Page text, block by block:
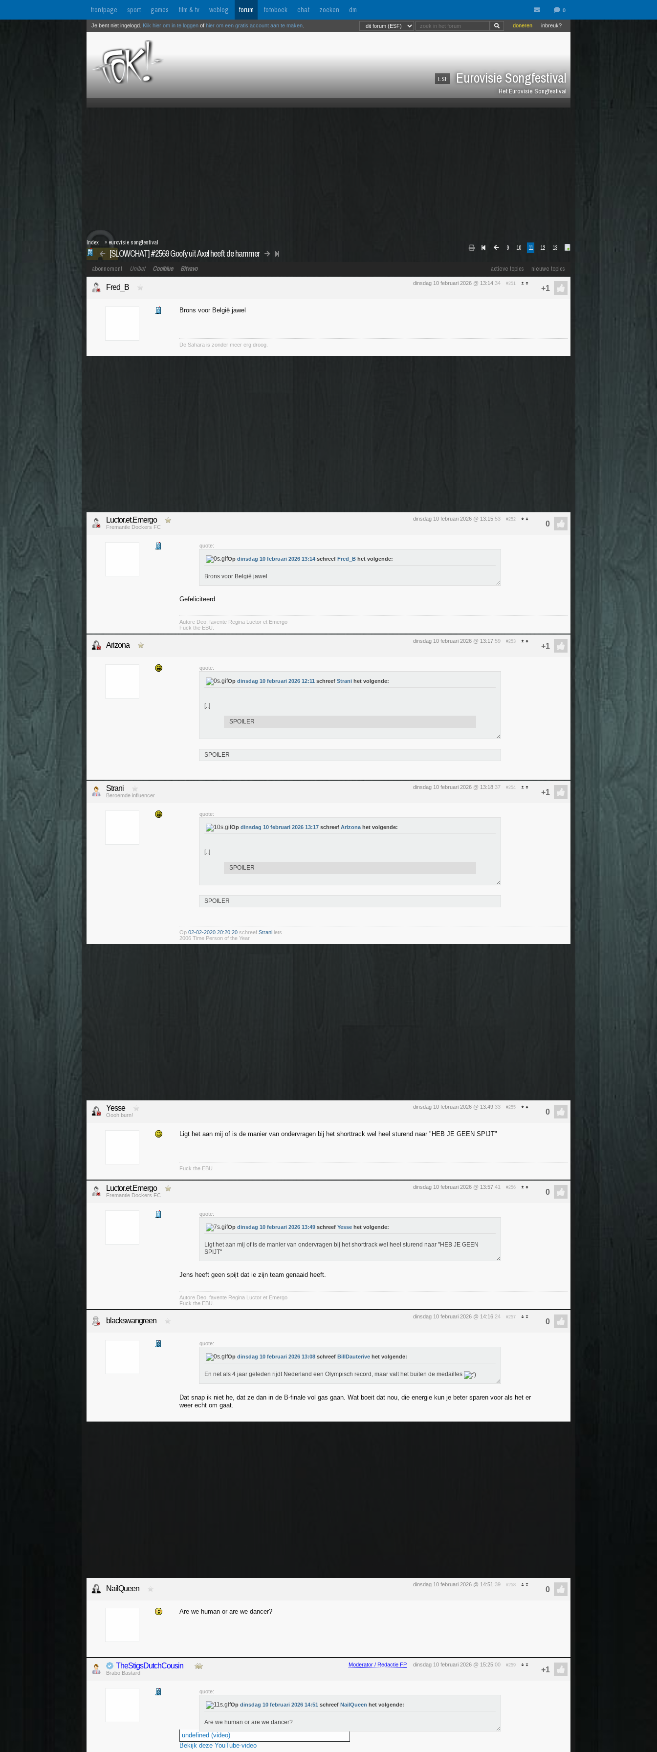
frontpage sport games film & tv weblog forum fotoboek chat zoeken dm
ESF Eurovisie Songfestival
Het Eurovisie Songfestival
inbreuk?
doneren
Je bent niet ingelogd. Klik hier om in te loggen of hier om een gratis account aan te maken
9 10 11 12 13
[SLOWCHAT] #2569 Goofy uit Axel heeft de hammer
Index » eurovisie songfestival
actieve topics nieuwe topics
abonnement Unibet Coolblue Bitvavo
dinsdag 10 februari 2026 @ 13:14:34 #251
Fred_B
Brons voor België jawel
De Sahara is zonder meer erg droog.
dinsdag 10 februari 2026 @ 13:15:53 #252
Luctor.et.Emergo
Fremantle Dockers FC
quote:
Op dinsdag 10 februari 2026 13:14 schreef Fred_B het volgende:
Brons voor België jawel
Gefeliciteerd
Autore Deo, favente Regina Luctor et Emergo
Fuck the EBU.
dinsdag 10 februari 2026 @ 13:17:59 #253
Arizona
quote:
Op dinsdag 10 februari 2026 12:11 schreef Strani het volgende:
[..]
SPOILER
SPOILER
dinsdag 10 februari 2026 @ 13:18:37 #254
Strani
Beroemde influencer
quote:
Op dinsdag 10 februari 2026 13:17 schreef Arizona het volgende:
[..]
SPOILER
SPOILER
Op 02-02-2020 20:20:20 schreef Strani iets
2006 Time Person of the Year
dinsdag 10 februari 2026 @ 13:49:33 #255
Yesse
Oooh burn!
Ligt het aan mij of is de manier van ondervragen bij het shorttrack wel heel sturend naar "HEB JE GEEN SPIJT"
Fuck the EBU
dinsdag 10 februari 2026 @ 13:57:41 #256
Luctor.et.Emergo
Fremantle Dockers FC
quote:
Op dinsdag 10 februari 2026 13:49 schreef Yesse het volgende:
Ligt het aan mij of is de manier van ondervragen bij het shorttrack wel heel sturend naar "HEB JE GEEN
SPIJT"
Jens heeft geen spijt dat ie zijn team genaaid heeft.
Autore Deo, favente Regina Luctor et Emergo
Fuck the EBU.
dinsdag 10 februari 2026 @ 14:16:24 #257
blackswangreen
quote:
Op dinsdag 10 februari 2026 13:08 schreef BillDauterive het volgende:
En net als 4 jaar geleden rijdt Nederland een Olympisch record, maar valt het buiten de medailles
Dat snap ik niet he, dat ze dan in de B-finale vol gas gaan. Wat boeit dat nou, die energie kun je beter sparen voor als het er
weer echt om gaat.
dinsdag 10 februari 2026 @ 14:51 :39 #258
NailQueen
Are we human or are we dancer?
Moderator / Redactie FP dinsdag 10 februari 2026 @ 15:25:00 #259
TheStigsDutchCousin
Brabo Bastard
quote:
Op dinsdag 10 februari 2026 14:51 schreef NailQueen het volgende:
Are we human or are we dancer?
undefined (video)
Bekijk deze YouTube-video